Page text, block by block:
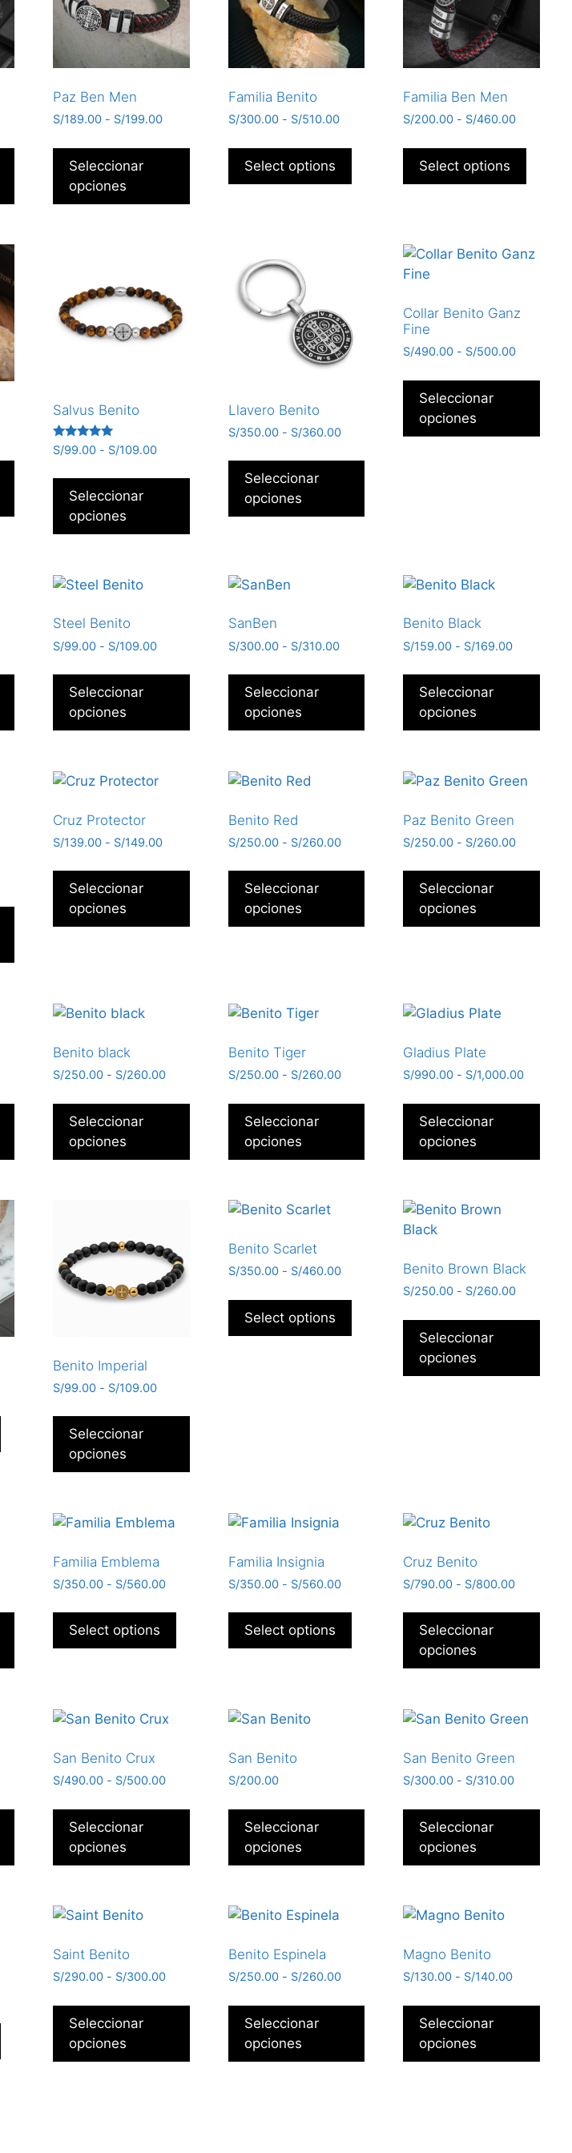
Paz Ben Men
S/189.00 - S/199.00
Seleccionar
opciones
Familia Benito
S/300.00 - S/510.00
Select options
Familia Ben Men
S/200.00 - S/460.00
Select options
Salvus Benito
Valorado
con
de 5
S/99.00 - S/109.00
Seleccionar
opciones
Llavero Benito
S/350.00 - S/360.00
Seleccionar
opciones
Collar Benito Ganz
Fine
S/490.00 - S/500.00
Seleccionar
opciones
Steel Benito
S/99.00 - S/109.00
Seleccionar
opciones
SanBen
S/300.00 - S/310.00
Seleccionar
opciones
Benito Black
S/159.00 - S/169.00
Seleccionar
opciones
Cruz Protector
S/139.00 - S/149.00
Seleccionar
opciones
Benito Red
S/250.00 - S/260.00
Seleccionar
opciones
Paz Benito Green
S/250.00 - S/260.00
Seleccionar
opciones
Benito black
S/250.00 - S/260.00
Seleccionar
opciones
Benito Tiger
S/250.00 - S/260.00
Seleccionar
opciones
Gladius Plate
S/990.00 - S/1,000.00
Seleccionar
opciones
Benito Imperial
S/99.00 - S/109.00
Seleccionar
opciones
Benito Scarlet
S/350.00 - S/460.00
Select options
Benito Brown Black
S/250.00 - S/260.00
Seleccionar
opciones
Familia Emblema
S/350.00 - S/560.00
Select options
Familia Insignia
S/350.00 - S/560.00
Select options
Cruz Benito
S/790.00 - S/800.00
Seleccionar
opciones
San Benito Crux
S/490.00 - S/500.00
Seleccionar
opciones
San Benito
S/200.00
Seleccionar
opciones
San Benito Green
S/300.00 - S/310.00
Seleccionar
opciones
Saint Benito
S/290.00 - S/300.00
Seleccionar
opciones
Benito Espinela
S/250.00 - S/260.00
Seleccionar
opciones
Magno Benito
S/130.00 - S/140.00
Seleccionar
opciones